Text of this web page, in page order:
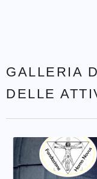
GALLERIA
DELLE